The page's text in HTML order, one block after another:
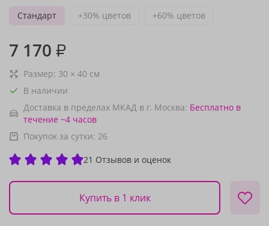
Стандарт
+30% цветов +60% цветов
7 170 ₽
Размер: 30 × 40 см
В наличии
Доставка в пределах МКАД в г. Москва: Бесплатно в
течение ~4 часов
Покупок за сутки: 26
21 Отзывов и оценок
Купить в 1 клик